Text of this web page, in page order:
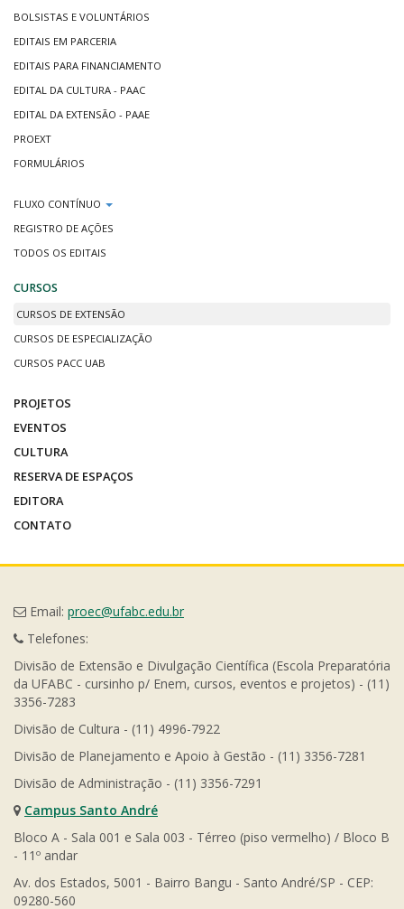
BOLSISTAS E VOLUNTÁRIOS
EDITAIS EM PARCERIA
EDITAIS PARA FINANCIAMENTO
EDITAL DA CULTURA - PAAC
EDITAL DA EXTENSÃO - PAAE
PROEXT
FORMULÁRIOS
FLUXO CONTÍNUO
REGISTRO DE AÇÕES
TODOS OS EDITAIS
CURSOS
CURSOS DE EXTENSÃO
CURSOS DE ESPECIALIZAÇÃO
CURSOS PACC UAB
PROJETOS
EVENTOS
CULTURA
RESERVA DE ESPAÇOS
EDITORA
CONTATO
Email: proec@ufabc.edu.br
Telefones:
Divisão de Extensão e Divulgação Científica (Escola Preparatória
da UFABC - cursinho p/ Enem, cursos, eventos e projetos) - (11)
3356-7283
Divisão de Cultura - (11) 4996-7922
Divisão de Planejamento e Apoio à Gestão - (11) 3356-7281
Divisão de Administração - (11) 3356-7291
Campus Santo André
Bloco A - Sala 001 e Sala 003 - Térreo (piso vermelho) / Bloco B
- 11º andar
Av. dos Estados, 5001 - Bairro Bangu - Santo André/SP - CEP:
09280-560